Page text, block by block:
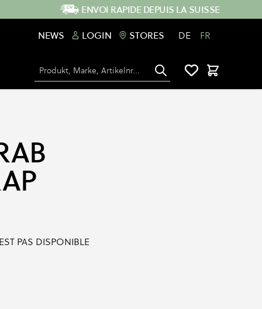
ENVOI RAPIDE DEPUIS LA SUISSE
NEWS
LOGIN STORES DE FR
Chercher Panier
PAS DISPONIBLE